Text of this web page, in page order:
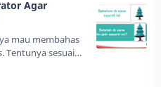
Agar
mau membahas
Tentunya sesuai
Adobe Illustrator